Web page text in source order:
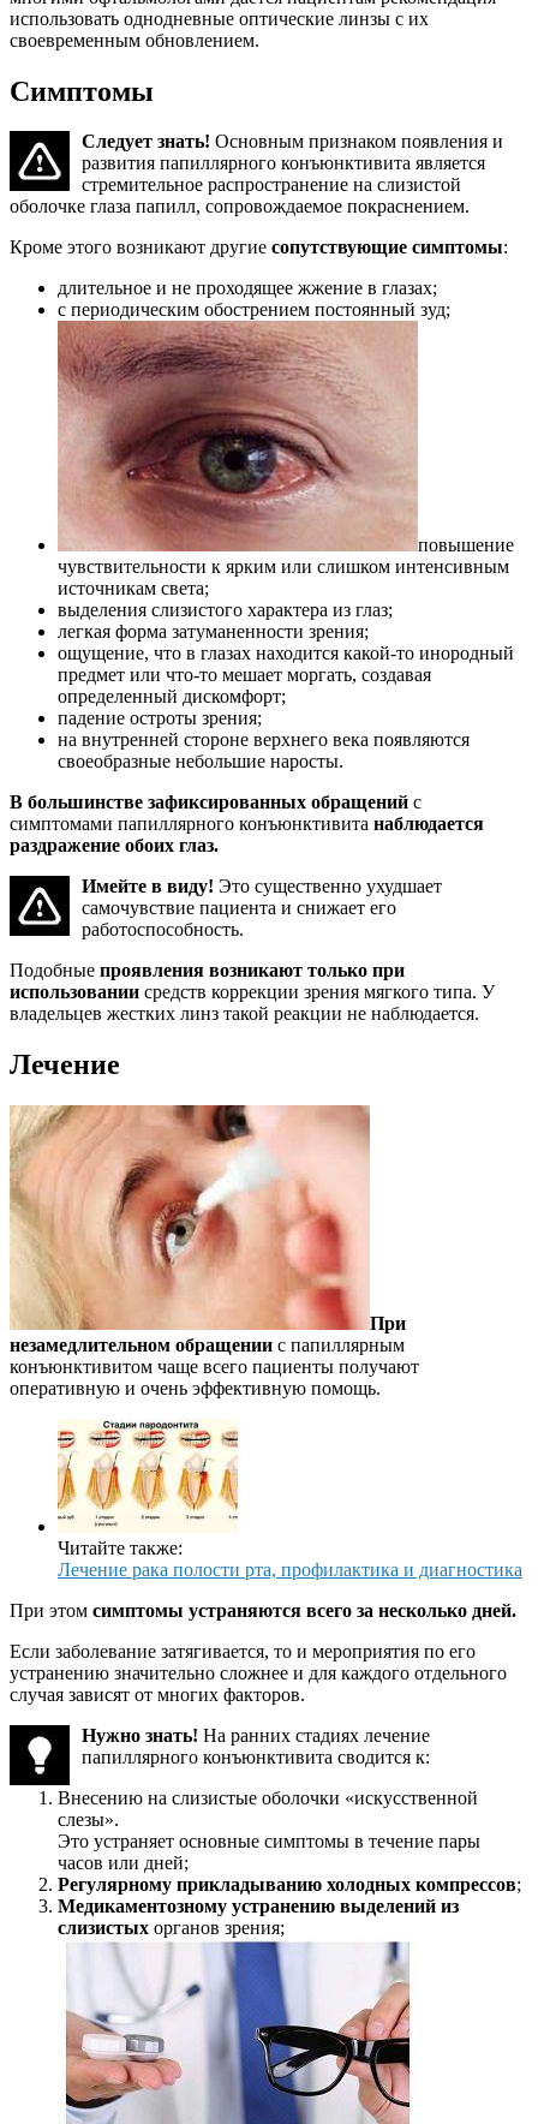
использовать однодневные оптические линзы с их
своевременным обновлением.
Симптомы
Следует знать! Основным признаком появления и
развития папиллярного конъюнктивита является
стремительное распространение на слизистой
оболочке глаза папилл, сопровождаемое покраснением.
Кроме этого возникают другие сопутствующие симптомы:
длительное и не проходящее жжение в глазах;
с периодическим обострением постоянный зуд;
повышение
чувствительности к ярким или слишком интенсивным
источникам света;
выделения слизистого характера из глаз;
легкая форма затуманенности зрения;
ощущение, что в глазах находится какой-то инородный
предмет или что-то мешает моргать, создавая
определенный дискомфорт;
падение остроты зрения;
на внутренней стороне верхнего века появляются
своеобразные небольшие наросты.
В большинстве зафиксированных обращений с
симптомами папиллярного конъюнктивита наблюдается
раздражение обоих глаз.
Имейте в виду! Это существенно ухудшает
самочувствие пациента и снижает его
работоспособность.
Подобные проявления возникают только при
использовании средств коррекции зрения мягкого типа. У
владельцев жестких линз такой реакции не наблюдается.
Лечение
При
незамедлительном обращении с папиллярным
конъюнктивитом чаще всего пациенты получают
оперативную и очень эффективную помощь.
Читайте также:
Лечение рака полости рта, профилактика и диагностика
При этом симптомы устраняются всего за несколько дней.
Если заболевание затягивается, то и мероприятия по его
устранению значительно сложнее и для каждого отдельного
случая зависят от многих факторов.
Нужно знать! На ранних стадиях лечение
папиллярного конъюнктивита сводится к:
Внесению на слизистые оболочки «искусственной
слезы».
Это устраняет основные симптомы в течение пары
часов или дней;
Регулярному прикладыванию холодных компрессов;
Медикаментозному устранению выделений из
слизистых органов зрения;